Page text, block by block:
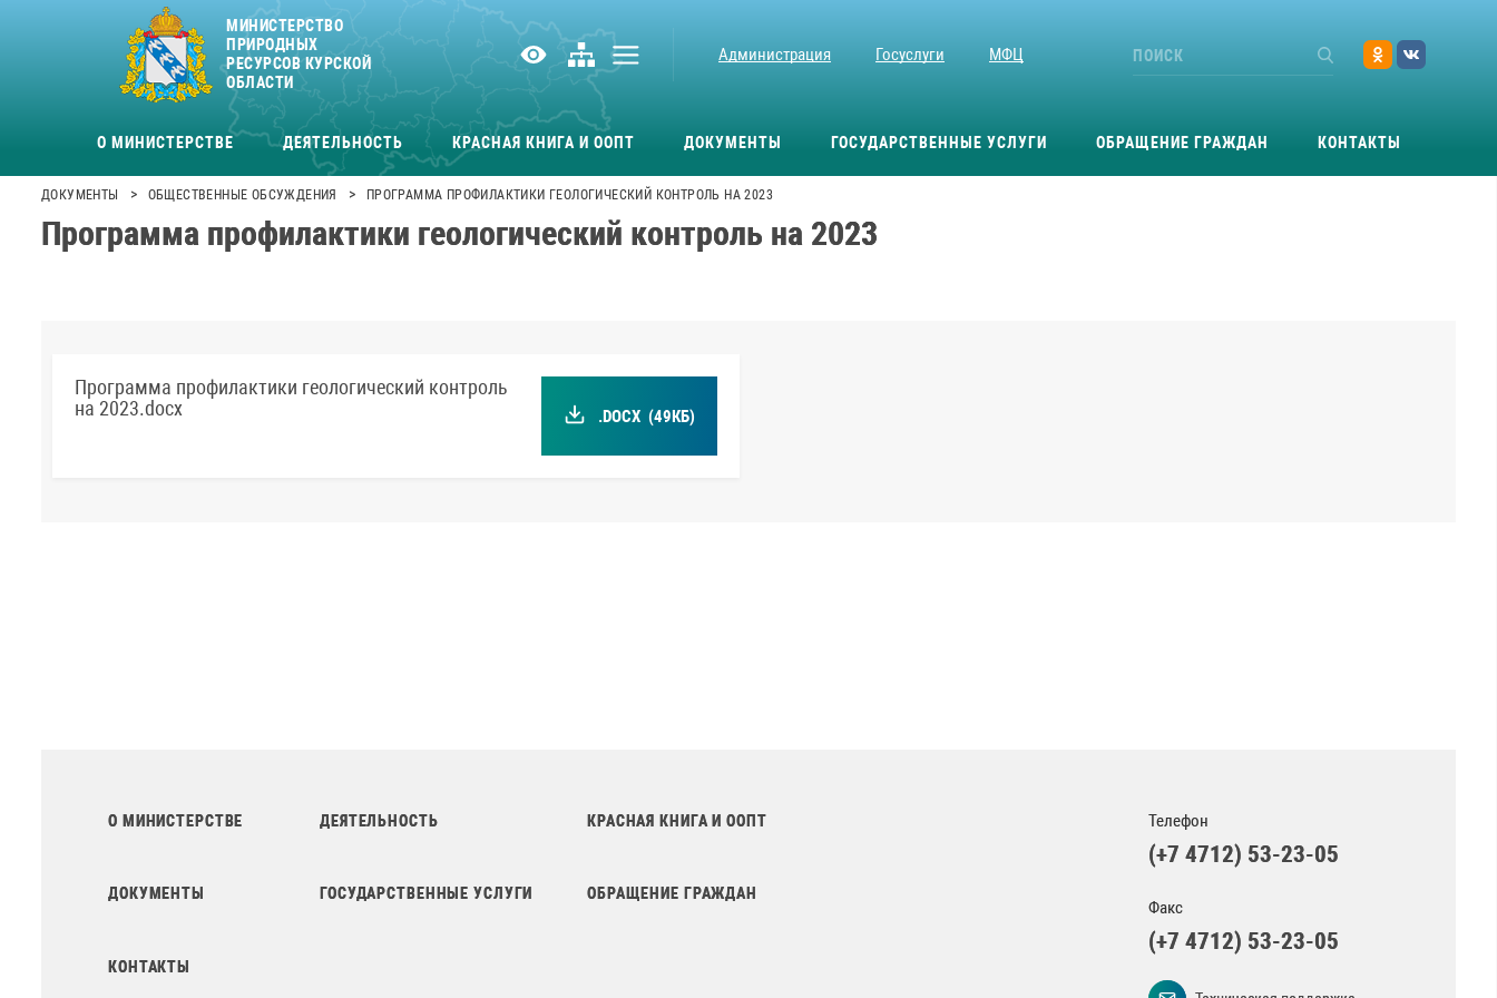
МИНИСТЕРСТВО
ПРИРОДНЫХ
РЕСУРСОВ КУРСКОЙ
ОБЛАСТИ
Администрация Госуслуги МФЦ
О МИНИСТЕРСТВЕ ДЕЯТЕЛЬНОСТЬ КРАСНАЯ КНИГА И ООПТ ДОКУМЕНТЫ ГОСУДАРСТВЕННЫЕ УСЛУГИ ОБРАЩЕНИЕ ГРАЖДАН КОНТАКТЫ
ДОКУМЕНТЫ > ОБЩЕСТВЕННЫЕ ОБСУЖДЕНИЯ > ПРОГРАММА ПРОФИЛАКТИКИ ГЕОЛОГИЧЕСКИЙ КОНТРОЛЬ НА 2023
Программа профилактики геологический контроль на 2023
Программа профилактики геологический контроль
на 2023.docx
.DOCX (49КБ)
О МИНИСТЕРСТВЕ ДЕЯТЕЛЬНОСТЬ КРАСНАЯ КНИГА И ООПТ
ДОКУМЕНТЫ ГОСУДАРСТВЕННЫЕ УСЛУГИ ОБРАЩЕНИЕ ГРАЖДАН
КОНТАКТЫ
Телефон
(+7 4712) 53-23-05
Факс
(+7 4712) 53-23-05